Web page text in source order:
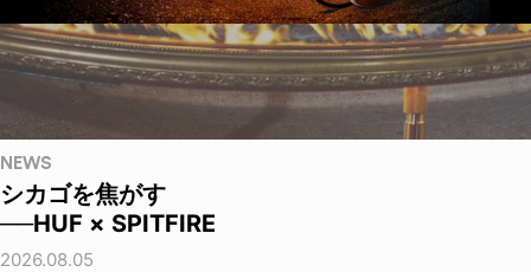
NEWS
シカゴを焦がす
──HUF × SPITFIRE
2026.08.05